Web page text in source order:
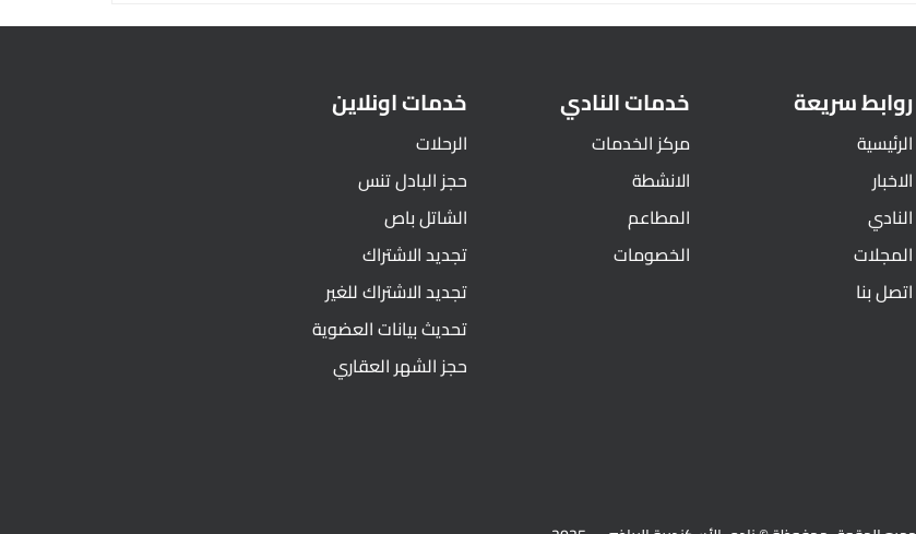
روابط سريعة
الرئيسية
الاخبار
النادي
المجلات
اتصل بنا
خدمات النادي
مركز الخدمات
الانشطة
المطاعم
الخصومات
خدمات اونلاين
الرحلات
حجز البادل تنس
الشاتل باص
تجديد الاشتراك
تجديد الاشتراك للغير
تحديث بيانات العضوية
حجز الشهر العقاري